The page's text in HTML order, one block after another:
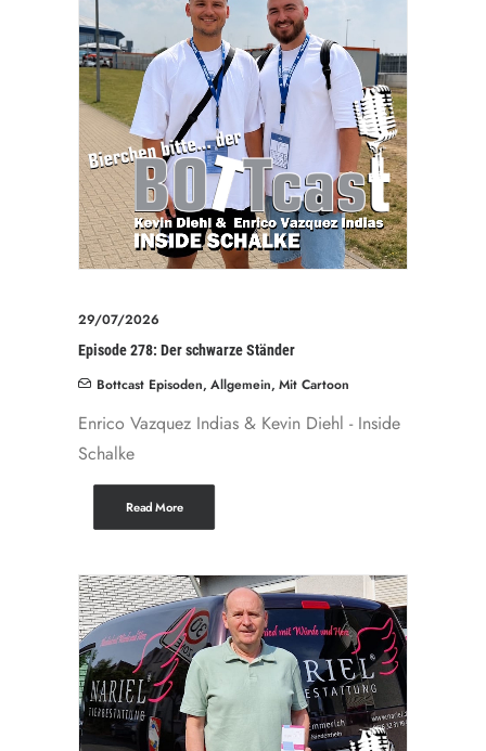
29/07/2026
Episode 278: Der schwarze Ständer
Bottcast Episoden, Allgemein, Mit Cartoon
Enrico Vazquez Indias & Kevin Diehl - Inside
Schalke
Read More